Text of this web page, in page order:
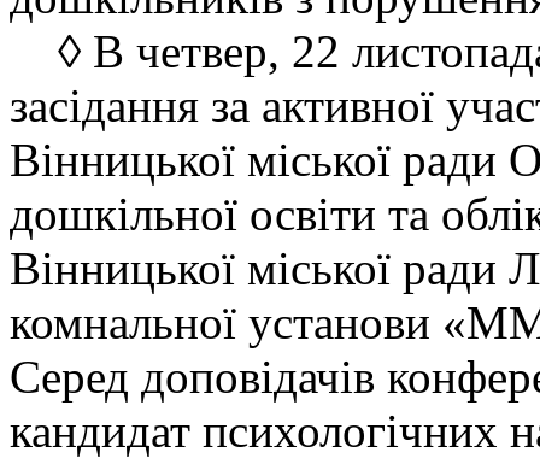
◊ В четвер, 22
засідання за активної
Вінницької міської ради
дошкільної освіти та
Вінницької міської ради
комнальної установи
Серед доповідачів
кандидат психологічних